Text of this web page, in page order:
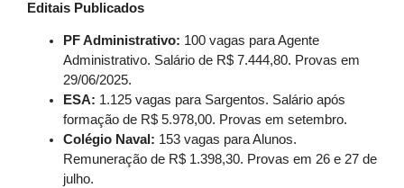
Editais Publicados
PF Administrativo: 100 vagas para Agente
Administrativo. Salário de R$ 7.444,80. Provas em
29/06/2025.
ESA: 1.125 vagas para Sargentos. Salário após
formação de R$ 5.978,00. Provas em setembro.
Colégio Naval: 153 vagas para Alunos.
Remuneração de R$ 1.398,30. Provas em 26 e 27 de
julho.